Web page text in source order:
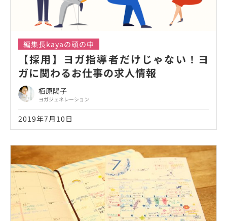
編集長kayaの頭の中
【採用】ヨガ指導者だけじゃない！ヨ
ガに関わるお仕事の求人情報
栢原陽子
ヨガジェネレーション
2019年7月10日